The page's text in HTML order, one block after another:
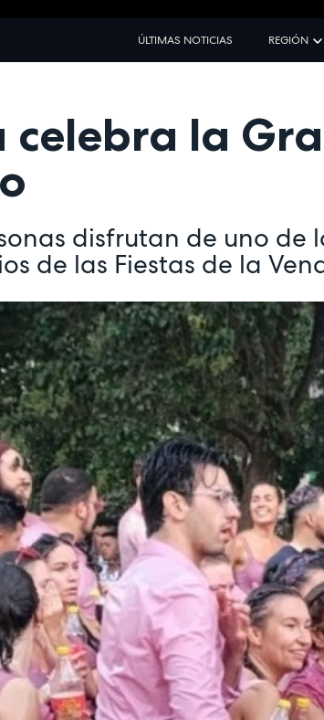
ÚLTIMAS NOTICIAS REGIÓN
celebra la
disfrutan de uno de
de las Fiestas de la